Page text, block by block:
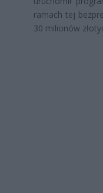
ramach tej
30 milionów